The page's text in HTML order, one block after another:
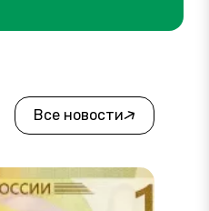
Все новости